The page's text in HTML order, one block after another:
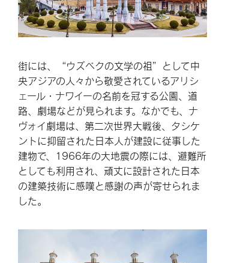
街には、“ウズベクの文学の祖”として中
央アジアの人々から敬愛されているアリシ
ェール・ナワイーの名前を冠する公園、道
路、劇場などが見られます。なかでも、ナ
ヴォイ劇場は、第二次世界大戦後、タシケ
ントに抑留された日本人が建設に従事した
建物で、1966年の大地震の際には、避難所
としても利用され、頑丈に設計された日本
の建築技術に感嘆と感謝の声が寄せられま
した。